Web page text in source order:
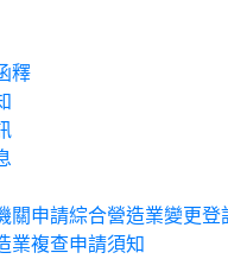
釋
關申請綜合營造業變更
業複查申請須知